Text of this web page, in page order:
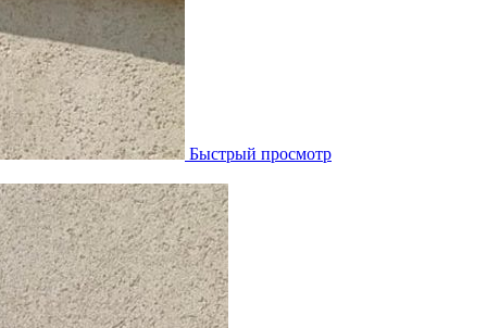
Быстрый просмотр